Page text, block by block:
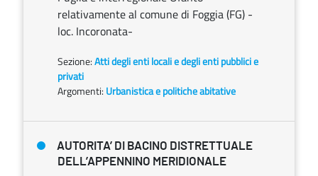
relativamente al comune di Foggia (FG) -
loc. Incoronata-
Sezione:Atti degli enti locali e degli enti pubblici e
privati
Argomenti: Urbanistica e politiche abitative
AUTORITA’ DI BACINO DISTRETTUALE
DELL’APPENNINO MERIDIONALE